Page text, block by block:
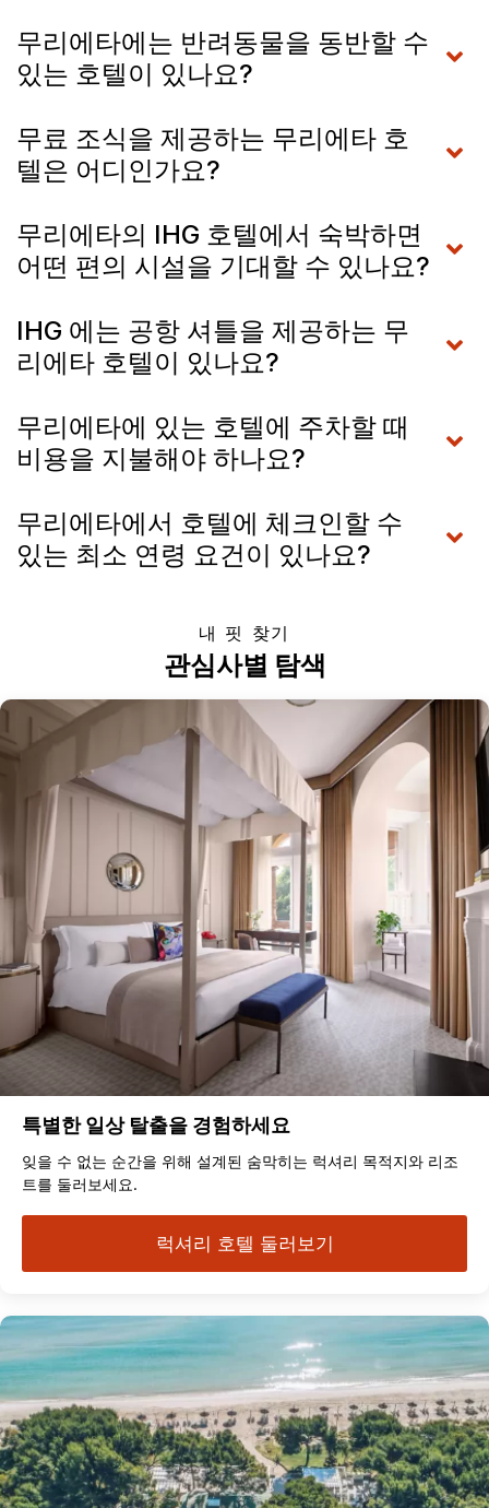
무리에타에는 반려동물을 동반할 수
있는 호텔이 있나요?
무료 조식을 제공하는 무리에타 호
텔은 어디인가요?
무리에타의 IHG 호텔에서 숙박하면
어떤 편의 시설을 기대할 수 있나요?
IHG 에는 공항 셔틀을 제공하는 무
리에타 호텔이 있나요?
무리에타에 있는 호텔에 주차할 때
비용을 지불해야 하나요?
무리에타에서 호텔에 체크인할 수
있는 최소 연령 요건이 있나요?
내 핏 찾기
관심사별 탐색
특별한 일상 탈출을 경험하세요
잊을 수 없는 순간을 위해 설계된 숨막히는 럭셔리 목적지와 리조
트를 둘러보세요.
럭셔리 호텔 둘러보기